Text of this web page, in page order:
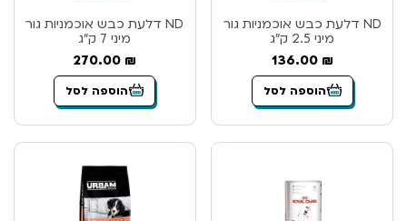
ND דלעת כבש אוכמניות גור
מיני 2.5 ק”ג
136.00 ₪
הוספה לסל
ND דלעת כבש אוכמניות גור
מיני 7 ק”ג
270.00 ₪
הוספה לסל